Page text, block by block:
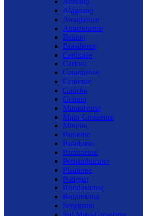
Alagoano
Amapaense
Amazonense
Baiano
Brasiliense
Capixaba
Carioca
Catarinense
Cearense
Gaúcho
Goiano
Maranhense
Mato-Grossense
Mineiro
Paraense
Paraibano
Paranaense
Pernambucano
Piauiense
Potiguar
Rondoniense
Roraimense
Sergipano
Sul-Mato-Grossense